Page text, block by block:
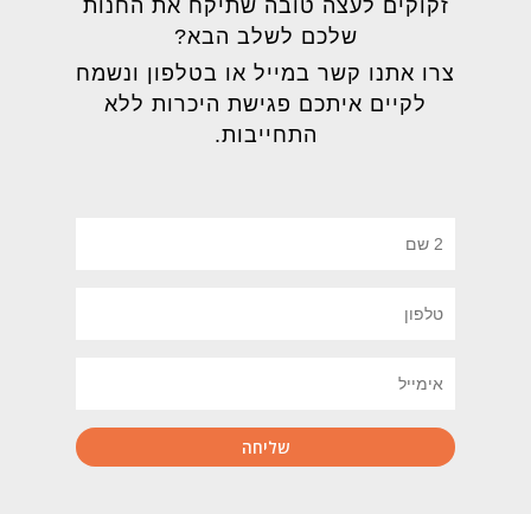
זקוקים לעצה טובה שתיקח את החנות
שלכם לשלב הבא?
צרו אתנו קשר במייל או בטלפון ונשמח
לקיים איתכם פגישת היכרות ללא
התחייבות.